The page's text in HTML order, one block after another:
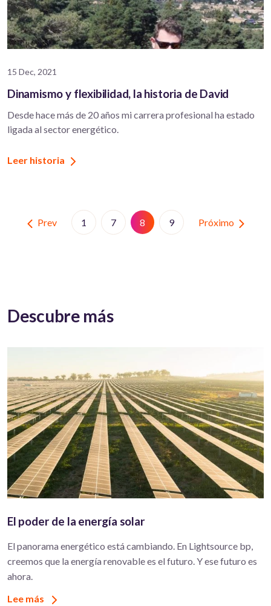
15 Dec, 2021
Dinamismo y flexibilidad, la historia de David
Desde hace más de 20 años mi carrera profesional ha estado
ligada al sector energético.
Leer historia
Prev 1 7 8 9 Próximo
Descubre más
El poder de la energía solar
El panorama energético está cambiando. En Lightsource bp,
creemos que la energía renovable es el futuro. Y ese futuro es
ahora.
Lee más